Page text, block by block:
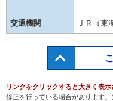
交通機関 ＪＲ（
リンクをクリックすると大きく表示
修正を行っている場合があります。